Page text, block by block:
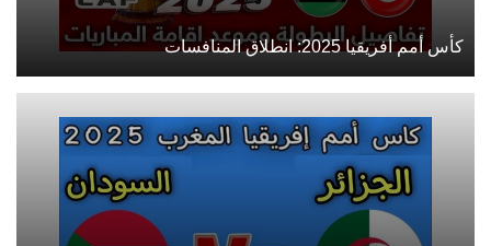
كأس أمم أفريقيا 2025: انطلاق المنافسات